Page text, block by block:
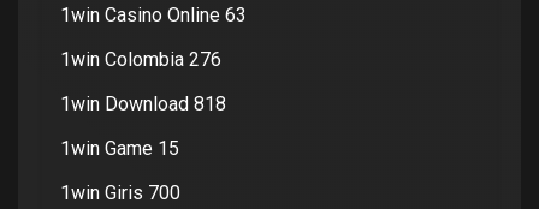
1win Casino Online 63
1win Colombia 276
1win Download 818
1win Game 15
1win Giris 700